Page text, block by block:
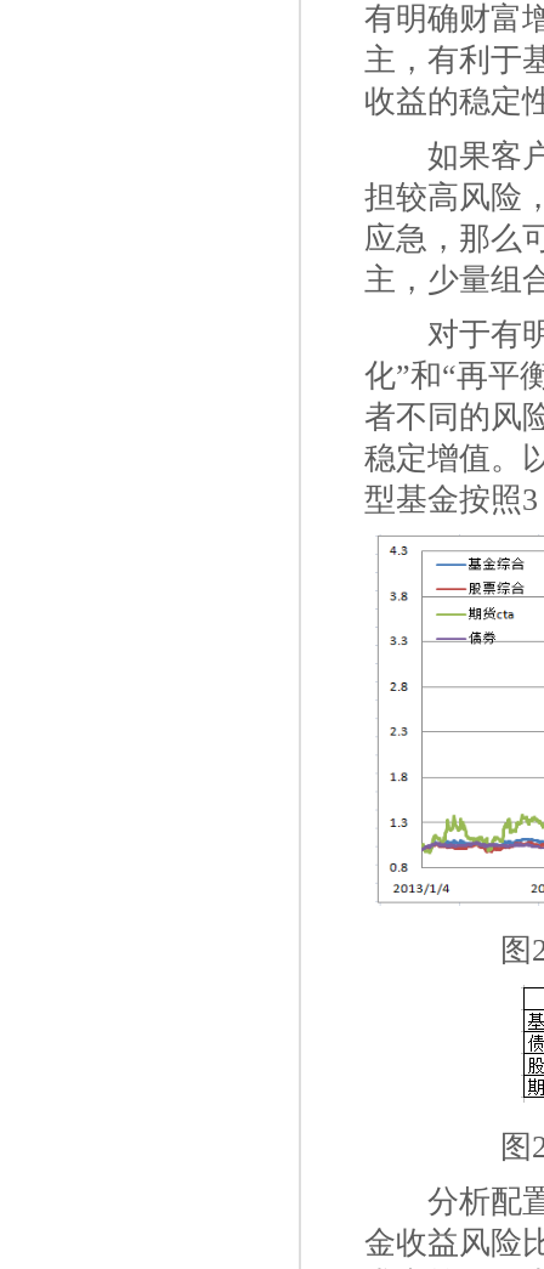
有明确财富
主，有利于
收益的稳定
如果客
担较高风险
应急，那么
主，少量组
对于有
化”和“再平
者不同的风
稳定增值。
型基金按照
分析配
金收益风险